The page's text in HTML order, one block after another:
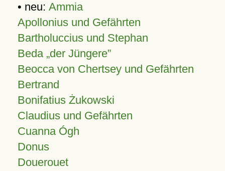
• neu: Ammia
Apollonius und Gefährten
Bartholuccius und Stephan
Beda „der Jüngere”
Beocca von Chertsey und Gefährten
Bertrand
Bonifatius Żukowski
Claudius und Gefährten
Cuanna Ógh
Donus
Douerouet